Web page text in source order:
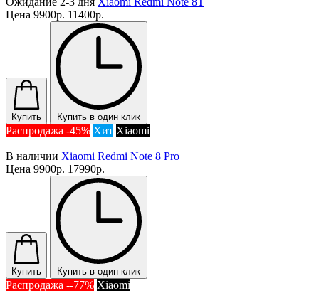
Цена 9900р. 11400р.
Купить Купить в один клик
Распродажа -45% Хит Xiaomi
В наличии Xiaomi Redmi Note 8 Pro
Цена 9900р. 17990р.
Купить Купить в один клик
Распродажа --77% Xiaomi